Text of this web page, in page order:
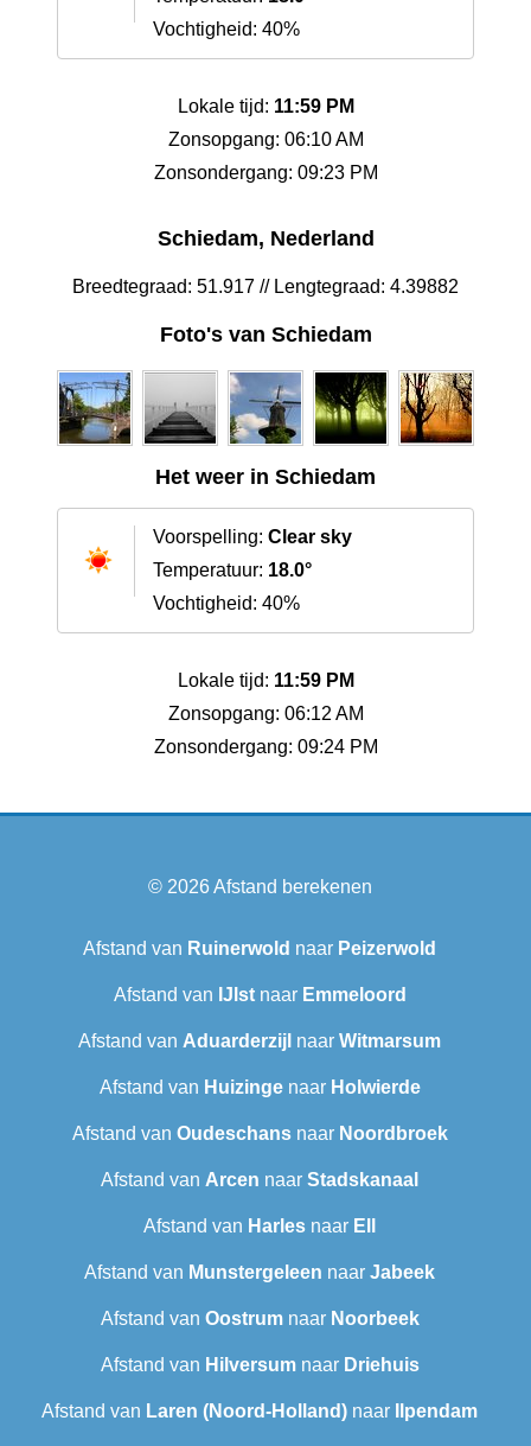
Vochtigheid: 40%
Lokale tijd: 11:59 PM
Zonsopgang: 06:10 AM
Zonsondergang: 09:23 PM
Schiedam, Nederland
Breedtegraad: 51.917 // Lengtegraad: 4.39882
Foto's van Schiedam
Het weer in Schiedam
Voorspelling: Clear sky
Temperatuur: 18.0°
Vochtigheid: 40%
Lokale tijd: 11:59 PM
Zonsopgang: 06:12 AM
Zonsondergang: 09:24 PM
© 2026Afstand berekenen
Afstand van Ruinerwold naar Peizerwold
Afstand van IJlstnaar Emmeloord
Afstand van Aduarderzijl naar Witmarsum
Afstand van Huizingenaar Holwierde
Afstand van Oudeschansnaar Noordbroek
Afstand van Arcen naar Stadskanaal
Afstand van Harles naar Ell
Afstand van Munstergeleen naar Jabeek
Afstand van Oostrumnaar Noorbeek
Afstand van Hilversumnaar Driehuis
Afstand van Laren (Noord-Holland) naar Ilpendam